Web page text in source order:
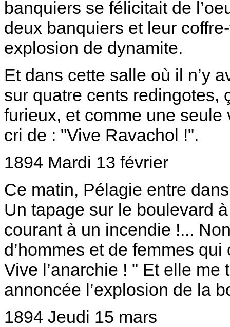
banquiers se félicitait de
deux banquiers et leur
explosion de dynamite.
Et dans cette salle où il n’y
sur quatre cents redingotes,
furieux, et comme une
cri de : "Vive Ravachol !".
1894 Mardi 13 février
Ce matin, Pélagie entre
Un tapage sur le boulevard
courant à un incendie !...
d’hommes et de femmes
Vive l’anarchie ! " Et elle
annoncée l’explosion de la
1894 Jeudi 15 mars